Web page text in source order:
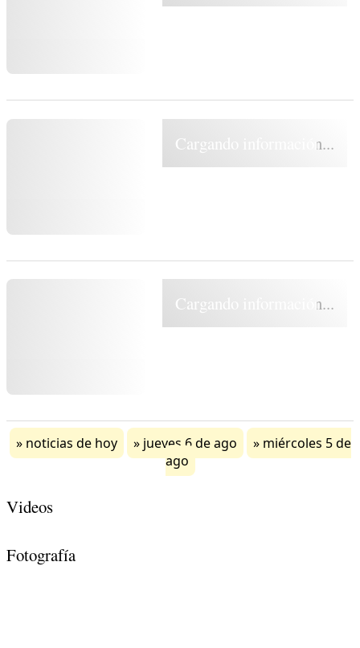
Cargando información...
Cargando información...
noticias de hoy jueves 6 de ago
miércoles 5 de
ago
Videos
Fotografía